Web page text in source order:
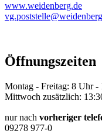
www.weidenberg.de
Öffnungszeiten
Montag - Freitag: 8 Uhr -
Mittwoch zusätzlich:
nur nach vorheriger
09278 977-0